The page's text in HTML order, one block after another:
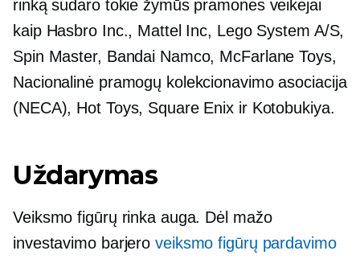
rinką sudaro tokie žymūs pramonės veikėjai
kaip Hasbro Inc., Mattel Inc, Lego System A/S,
Spin Master, Bandai Namco, McFarlane Toys,
Nacionalinė pramogų kolekcionavimo asociacija
(NECA), Hot Toys, Square Enix ir Kotobukiya.
Uždarymas
Veiksmo figūrų rinka auga. Dėl mažo
investavimo barjero veiksmo figūrų pardavimo